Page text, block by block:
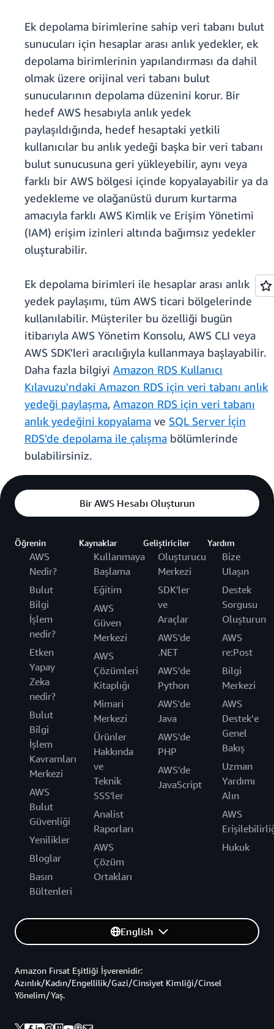
Ek depolama birimlerine sahip veri tabanı bulut
sunucuları için hesaplar arası anlık yedekler, ek
depolama birimlerinin yapılandırması da dahil
olmak üzere orijinal veri tabanı bulut
sunucularının depolama düzenini korur. Bir
hedef AWS hesabıyla anlık yedek
paylaşıldığında, hedef hesaptaki yetkili
kullanıcılar bu anlık yedeği başka bir veri tabanı
bulut sunucusuna geri yükleyebilir, aynı veya
farklı bir AWS bölgesi içinde kopyalayabilir ya da
yedekleme ve olağanüstü durum kurtarma
amacıyla farklı AWS Kimlik ve Erişim Yönetimi
(IAM) erişim izinleri altında bağımsız yedekler
oluşturabilir.
Ek depolama birimleri ile hesaplar arası anlık
yedek paylaşımı, tüm AWS ticari bölgelerinde
kullanılabilir. Müşteriler bu özelliği bugün
itibarıyla AWS Yönetim Konsolu, AWS CLI veya
AWS SDK'leri aracılığıyla kullanmaya başlayabilir.
Daha fazla bilgiyi Amazon RDS Kullanıcı
Kılavuzu'ndaki Amazon RDS için veri tabanı anlık
yedeği paylaşma, Amazon RDS için veri tabanı
anlık yedeğini kopyalama ve SQL Server İçin
RDS'de depolama ile çalışma bölümlerinde
bulabilirsiniz.
Bir AWS Hesabı Oluşturun
Öğrenin
AWS
Nedir?
Bulut
Bilgi
İşlem
nedir?
Etken
Yapay
Zeka
nedir?
Bulut
Bilgi
İşlem
Kavramları
Merkezi
AWS
Bulut
Güvenliği
Yenilikler
Bloglar
Basın
Bültenleri
Kaynaklar
Kullanmaya
Başlama
Eğitim
AWS
Güven
Merkezi
AWS
Çözümleri
Kitaplığı
Mimari
Merkezi
Ürünler
Hakkında
ve
Teknik
SSS'ler
Analist
Raporları
AWS
Çözüm
Ortakları
Geliştiriciler
Oluşturucu
Merkezi
SDK'ler
ve
Araçlar
AWS'de
.NET
AWS'de
Python
AWS'de
Java
AWS'de
PHP
AWS'de
JavaScript
Yardım
Bize
Ulaşın
Destek
Sorgusu
Oluşturun
AWS
re:Post
Bilgi
Merkezi
AWS
Destek’e
Genel
Bakış
Uzman
Yardımı
Alın
AWS
Hukuk
English
Amazon Fırsat Eşitliği İşverenidir:
Azınlık/Kadın/Engellilik/Gazi/Cinsiyet Kimliği/Cinsel
Yönelim/Yaş.